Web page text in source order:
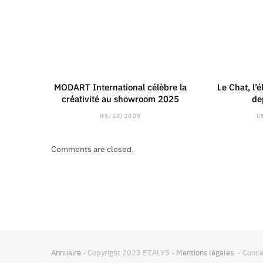
MODART International célèbre la
créativité au showroom 2025
05/10/2025
Le Chat,
Comments are closed.
Annuaire - Copyright 2023 EZALYS - Mentions légales . -